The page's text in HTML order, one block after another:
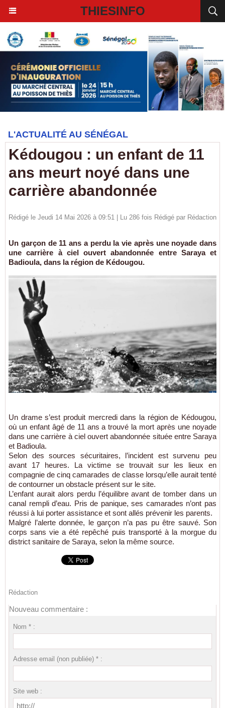
THIESINFO
L'ACTUALITÉ AU SÉNÉGAL
Kédougou : un enfant de 11
ans meurt noyé dans une
carrière abandonnée
Rédigé le Jeudi 14 Mai 2026 à 09:51 | Lu 286 fois Rédigé par Rédaction
Un garçon de 11 ans a perdu la vie après une noyade dans
une carrière à ciel ouvert abandonnée entre Saraya et
Badioula, dans la région de Kédougou.
Un drame s’est produit mercredi dans la région de Kédougou,
où un enfant âgé de 11 ans a trouvé la mort après une noyade
dans une carrière à ciel ouvert abandonnée située entre Saraya
et Badioula.
Selon des sources sécuritaires, l’incident est survenu peu
avant 17 heures. La victime se trouvait sur les lieux en
compagnie de cinq camarades de classe lorsqu’elle aurait tenté
de contourner un obstacle présent sur le site.
L’enfant aurait alors perdu l’équilibre avant de tomber dans un
canal rempli d’eau. Pris de panique, ses camarades n’ont pas
réussi à lui porter assistance et sont allés prévenir les parents.
Malgré l’alerte donnée, le garçon n’a pas pu être sauvé. Son
corps sans vie a été repêché puis transporté à la morgue du
district sanitaire de Saraya, selon la même source.
Rédaction
Nouveau commentaire :
Nom * :
Adresse email (non publiée) * :
Site web :